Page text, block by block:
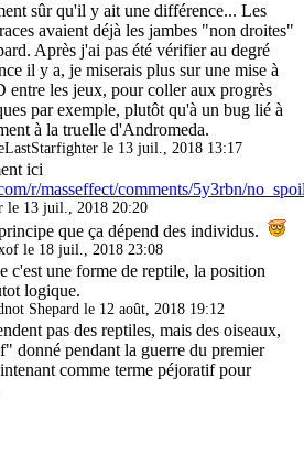
sûr qu'il y ait une différence... Les
avaient déjà les jambes "non droites"
Après j'ai pas été vérifier au degré
il y a, je miserais plus sur une mise à
entre les jeux, pour coller aux progrès
par exemple, plutôt qu'à un bug lié à
à la truelle d'Andromeda.
le 13 juil., 2018 13:17
ici
r/masseffect/comments/5y3rbn/
le 13 juil., 2018 20:20
que ça dépend des individus.
le 18 juil., 2018 23:08
c'est une forme de reptile, la position
logique.
Shepard le 12 août, 2018 19:12
pas des reptiles, mais des oiseaux,
donné pendant la guerre du premier
comme terme péjoratif pour